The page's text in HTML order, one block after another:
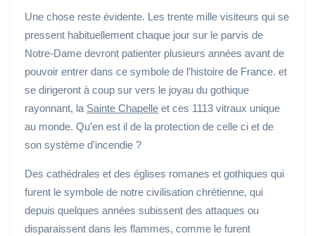
Une chose reste évidente. Les trente mille visiteurs qui se
pressent habituellement chaque jour sur le parvis de
Notre-Dame devront patienter plusieurs années avant de
pouvoir entrer dans ce symbole de l’histoire de France. et
se dirigeront à coup sur vers le joyau du gothique
rayonnant, la Sainte Chapelle et ces 1113 vitraux unique
au monde. Qu’en est il de la protection de celle ci et de
son système d’incendie ?
Des cathédrales et des églises romanes et gothiques qui
furent le symbole de notre civilisation chrétienne, qui
depuis quelques années subissent des attaques ou
disparaissent dans les flammes, comme le furent